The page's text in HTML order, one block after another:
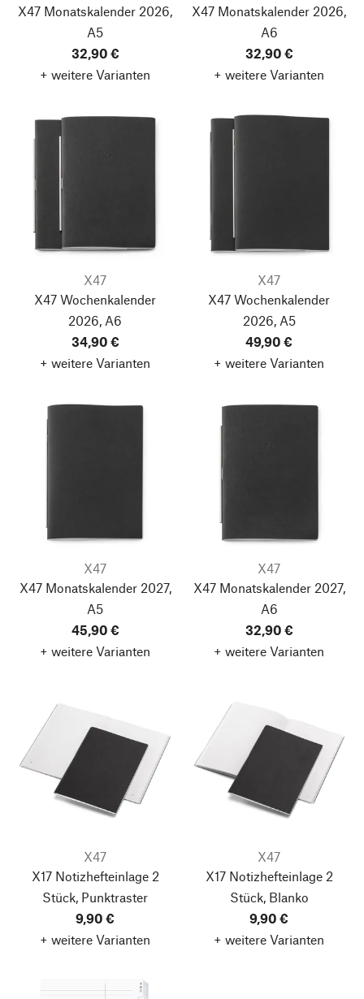
X47 Monatskalender 2026,
A5
32,90 €
+ weitere Varianten
X47 Monatskalender 2026,
A6
32,90 €
+ weitere Varianten
X47
X47 Wochenkalender
2026, A6
34,90 €
+ weitere Varianten
X47
X47 Wochenkalender
2026, A5
49,90 €
+ weitere Varianten
X47
X47 Monatskalender 2027,
A5
45,90 €
+ weitere Varianten
X47
X47 Monatskalender 2027,
A6
32,90 €
+ weitere Varianten
X47
X17 Notizhefteinlage 2
Stück, Punktraster
9,90 €
+ weitere Varianten
X47
X17 Notizhefteinlage 2
Stück, Blanko
9,90 €
+ weitere Varianten